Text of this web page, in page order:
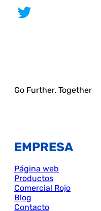
Go Further. Together
EMPRESA
Página web
Productos
Comercial Rojo
Blog
Contacto